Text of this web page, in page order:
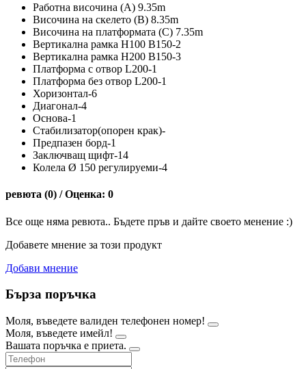
Работна височина (А) 9.35m
Височина на скелето (B) 8.35m
Височина на платформата (C) 7.35m
Вертикална рамка H100 B150-2
Вертикална рамка H200 B150-3
Платформа с отвор L200-1
Платформа без отвор L200-1
Хоризонтал-6
Диагонал-4
Основа-1
Стабилизатор(опорен крак)-
Предпазен борд-1
Заключващ щифт-14
Колела Ø 150 регулируеми-4
ревюта (0) / Оценка: 0
Все още няма ревюта.. Бъдете пръв и дайте своето менение :)
Добавете мнение за този продукт
Добави мнение
Бърза поръчка
Моля, въведете валиден телефонен номер!
Моля, въведете имейл!
Вашата поръчка е приета.